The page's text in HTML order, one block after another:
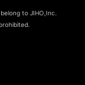
to JIHO,Inc.